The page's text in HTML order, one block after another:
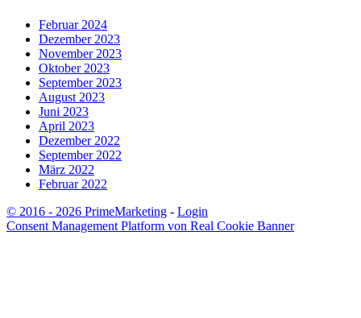
Februar 2024
Dezember 2023
November 2023
Oktober 2023
September 2023
August 2023
Juni 2023
April 2023
Dezember 2022
September 2022
März 2022
Februar 2022
© 2016 - 2026 PrimeMarketing - Login
Consent Management Platform von Real Cookie Banner